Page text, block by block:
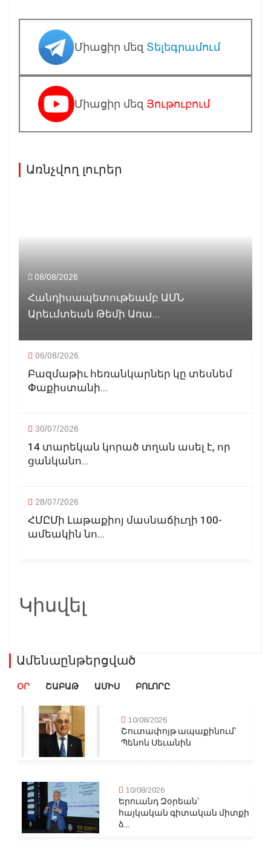
Միացիր մեզ Տելեգրամում
Միացիր մեզ Յութուբում
Առնչվող լուրեր
08/08/2026
Հանդիսապետութեամբ ԱՄՆ
Արեւմտեան Թեմի Առա...
06/08/2026
Բազմաթիւ հեռանկարներ կը տեսնեմ
Փաքիստանի...
30/07/2026
14 տարեկան կորած տղան ասել է, որ
ցանկանո...
28/07/2026
ՀՄԸՄի Լաթաքիոյ մասնաճիւղի 100-
ամեակին նո...
Կիսվել
Ամենաընթերցված
ՕՐ ՇԱԲԱԹ ԱՄԻՍ ԲՈԼՈՐԸ
10/08/2026
Շուտափոյթ ապաքինում՝
Պենոն Սեւանին
10/08/2026
Երուանդ Զօրեան՝
հայկական գիտական միտքի
ձ...